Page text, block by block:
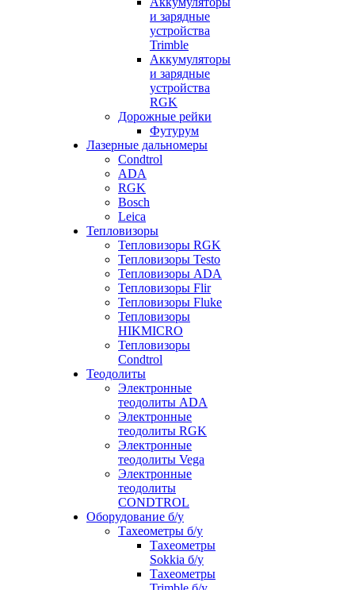
и зарядные
устройства
Trimble
Аккумуляторы
и зарядные
устройства
RGK
Дорожные рейки
Футурум
Лазерные дальномеры
Condtrol
ADA
RGK
Bosch
Leica
Тепловизоры
Тепловизоры RGK
Тепловизоры Testo
Тепловизоры ADA
Тепловизоры Flir
Тепловизоры Fluke
Тепловизоры
HIKMICRO
Тепловизоры
Condtrol
Теодолиты
Электронные
теодолиты ADA
Электронные
теодолиты RGK
Электронные
теодолиты Vega
Электронные
теодолиты
CONDTROL
Оборудование б/у
Тахеометры б/у
Тахеометры
Sokkia б/у
Тахеометры